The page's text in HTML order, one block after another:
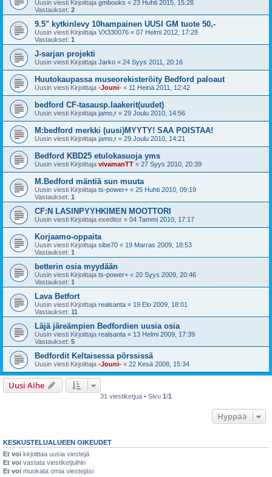
Uusin viesti Kirjoittaja gmbooks « 23 Huhti 2015, 15:28
Vastaukset: 2
9.5" kytkinlevy 10hampainen UUSI GM tuote 50,-
Uusin viesti Kirjoittaja VX330076 « 07 Helmi 2012, 17:28
Vastaukset: 1
J-sarjan projekti
Uusin viesti Kirjoittaja Jarko « 24 Syys 2011, 20:16
Huutokaupassa museorekisteröity Bedford paloaut
Uusin viesti Kirjoittaja -Jouni- « 11 Heinä 2011, 12:42
bedford CF-tasausp.laakerit(uudet)
Uusin viesti Kirjoittaja jamo,r « 29 Joulu 2010, 14:56
M:bedford merkki (uusi)MYYTY! SAA POISTAA!
Uusin viesti Kirjoittaja jamo,r « 29 Joulu 2010, 14:21
Bedford KBD25 etulokasuoja yms
Uusin viesti Kirjoittaja vivamanTT « 27 Syys 2010, 20:39
M.Bedford mäntiä sun muuta
Uusin viesti Kirjoittaja ts-power+ « 25 Huhti 2010, 09:19
Vastaukset: 1
CF:N LASINPYYHKIMEN MOOTTORI
Uusin viesti Kirjoittaja exeditor « 04 Tammi 2010, 17:17
Korjaamo-oppaita
Uusin viesti Kirjoittaja sibe70 « 19 Marras 2009, 18:53
Vastaukset: 1
betterin osia myydään
Uusin viesti Kirjoittaja ts-power+ « 20 Syys 2009, 20:46
Vastaukset: 1
Lava Betfort
Uusin viesti Kirjoittaja realsanta « 19 Elo 2009, 18:01
Vastaukset: 11
Läjä järeämpien Bedfordien uusia osia
Uusin viesti Kirjoittaja realsanta « 13 Helmi 2009, 17:39
Vastaukset: 5
Bedfordit Keltaisessa pörssissä
Uusin viesti Kirjoittaja -Jouni- « 22 Kesä 2008, 15:34
Uusi Aihe
31 viestiketjua • Sivu 1/1
Hyppää
KESKUSTELUALUEEN OIKEUDET
Et voi kirjoittaa uusia viestejä
Et voi vastata viestiketjuihin
Et voi muokata omia viestejäsi